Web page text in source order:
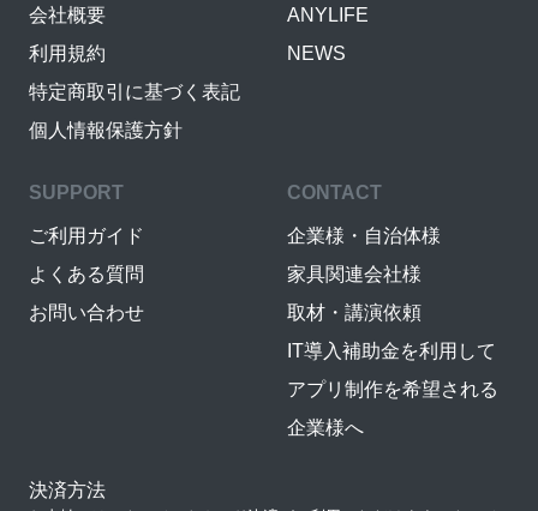
会社概要
利用規約
特定商取引に基づく表記
個人情報保護方針
ANYLIFE
NEWS
SUPPORT
ご利用ガイド
よくある質問
お問い合わせ
CONTACT
企業様・自治体様
家具関連会社様
取材・講演依頼
IT導入補助金を利用して
アプリ制作を希望される
企業様へ
決済方法